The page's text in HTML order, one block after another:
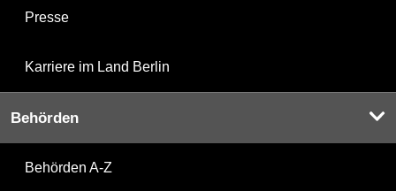
Presse
Karriere im Land Berlin
Behörden
Behörden A-Z